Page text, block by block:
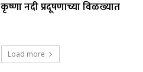
कृष्णा नदी प्रदूषणाच्या विळख्यात
Load more